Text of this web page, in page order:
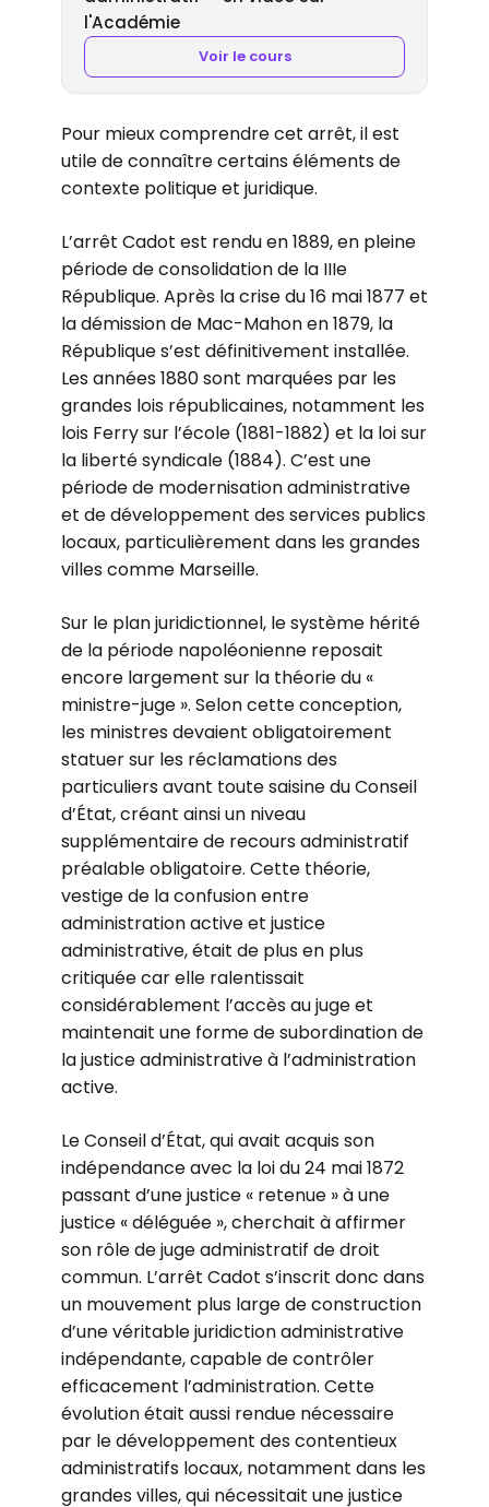
l'Académie
Voir le cours
Pour mieux comprendre cet arrêt, il est
utile de connaître certains éléments de
contexte politique et juridique.
L’arrêt Cadot est rendu en 1889, en pleine
période de consolidation de la IIIe
République. Après la crise du 16 mai 1877 et
la démission de Mac-Mahon en 1879, la
République s’est définitivement installée.
Les années 1880 sont marquées par les
grandes lois républicaines, notamment les
lois Ferry sur l’école (1881-1882) et la loi sur
la liberté syndicale (1884). C’est une
période de modernisation administrative
et de développement des services publics
locaux, particulièrement dans les grandes
villes comme Marseille.
Sur le plan juridictionnel, le système hérité
de la période napoléonienne reposait
encore largement sur la théorie du «
ministre-juge ». Selon cette conception,
les ministres devaient obligatoirement
statuer sur les réclamations des
particuliers avant toute saisine du Conseil
d’État, créant ainsi un niveau
supplémentaire de recours administratif
préalable obligatoire. Cette théorie,
vestige de la confusion entre
administration active et justice
administrative, était de plus en plus
critiquée car elle ralentissait
considérablement l’accès au juge et
maintenait une forme de subordination de
la justice administrative à l’administration
active.
Le Conseil d’État, qui avait acquis son
indépendance avec la loi du 24 mai 1872
passant d’une justice « retenue » à une
justice « déléguée », cherchait à affirmer
son rôle de juge administratif de droit
commun. L’arrêt Cadot s’inscrit donc dans
un mouvement plus large de construction
d’une véritable juridiction administrative
indépendante, capable de contrôler
efficacement l’administration. Cette
évolution était aussi rendue nécessaire
par le développement des contentieux
administratifs locaux, notamment dans les
grandes villes, qui nécessitait une justice